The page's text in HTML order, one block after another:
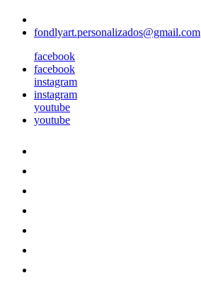
fondlyart.personalizados@gmail.com
facebook
facebook
instagram
instagram
youtube
youtube